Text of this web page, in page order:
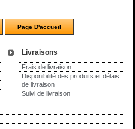
Livraisons
Frais de livraison
Disponibilité des produits et délais
de livraison
Suivi de livraison